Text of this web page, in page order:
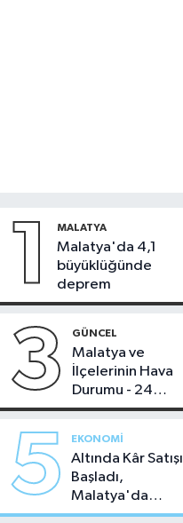
1 MALATYA
Malatya'da 4,1
büyüklüğünde
deprem
3 GÜNCEL
Malatya ve
İlçelerinin Hava
Durumu - 24
Temmuz 2026
5 EKONOMI
Altında Kâr Satışı
Başladı,
Malatya'da
Makas Ne